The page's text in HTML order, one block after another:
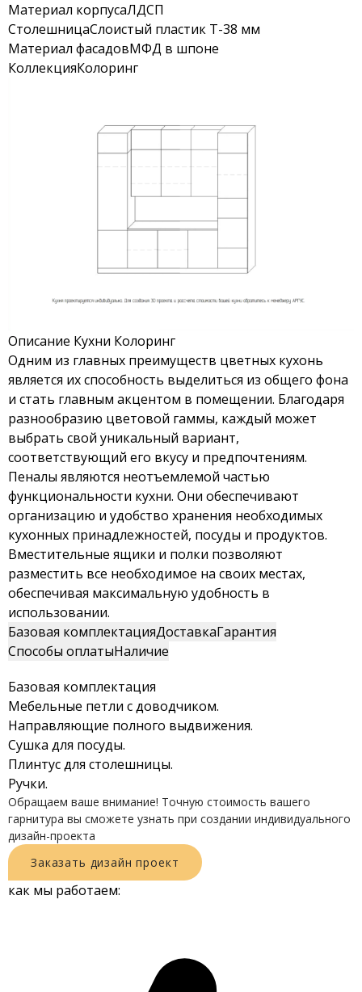
Материал корпусаЛДСП
СтолешницаСлоистый пластик Т-38 мм
Материал фасадовМФД в шпоне
КоллекцияКолоринг
Описание Кухни Колоринг
Одним из главных преимуществ цветных кухонь
является их способность выделиться из общего фона
и стать главным акцентом в помещении. Благодаря
разнообразию цветовой гаммы, каждый может
выбрать свой уникальный вариант,
соответствующий его вкусу и предпочтениям.
Пеналы являются неотъемлемой частью
функциональности кухни. Они обеспечивают
организацию и удобство хранения необходимых
кухонных принадлежностей, посуды и продуктов.
Вместительные ящики и полки позволяют
разместить все необходимое на своих местах,
обеспечивая максимальную удобность в
использовании.
Базовая комплектацияДоставкаГарантия
Способы оплатыНаличие
Базовая комплектация
Мебельные петли с доводчиком.
Направляющие полного выдвижения.
Сушка для посуды.
Плинтус для столешницы.
Ручки.
Обращаем ваше внимание! Точную стоимость вашего
гарнитура вы сможете узнать при создании индивидуального
дизайн-проекта
Заказать дизайн проект
как мы работаем: